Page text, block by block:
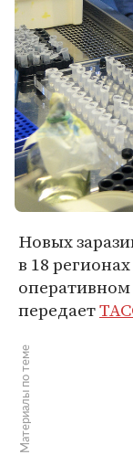
Новых
в 18
передает
Материалы по теме